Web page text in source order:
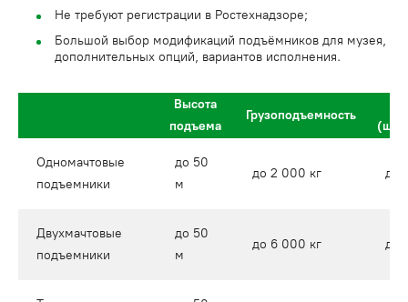
Не требуют регистрации в Ростехнадзоре;
Большой выбор модификаций подъёмников для музея,
дополнительных опций, вариантов исполнения.
Высота
подъема
Грузоподъемность
Одномачтовые
подъемники
до 50
м
до 2 000 кг до
Двухмачтовые
подъемники
до 50
м
до 6 000 кг до